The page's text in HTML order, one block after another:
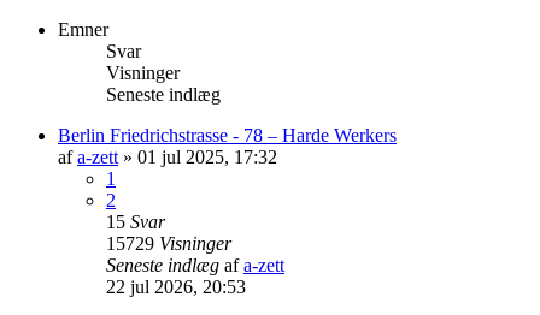
Emner
Svar
Visninger
Seneste indlæg
Berlin Friedrichstrasse - 78 – Harde Werkers
afa-zett » 01 jul 2025, 17:32
1
2
15 Svar
15729 Visninger
Seneste indlæg afa-zett
22 jul 2026, 20:53